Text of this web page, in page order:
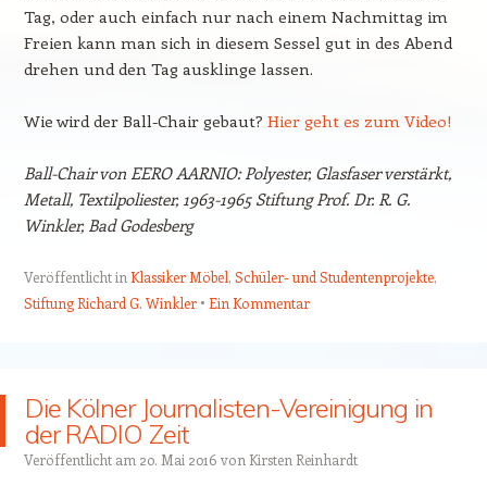
Tag, oder auch einfach nur nach einem Nachmittag im
Freien kann man sich in diesem Sessel gut in des Abend
drehen und den Tag ausklinge lassen.
Wie wird der Ball-Chair gebaut? Hier geht es zum Video!
Ball-Chair von EERO AARNIO: Polyester, Glasfaser verstärkt,
Metall, Textilpoliester, 1963-1965 Stiftung Prof. Dr. R. G.
Winkler, Bad Godesberg
Veröffentlicht inKlassiker Möbel, Schüler- und Studentenprojekte,
Stiftung Richard G. Winkler
Ein Kommentar
Die Kölner Journalisten-Vereinigung in
der RADIO Zeit
Veröffentlicht am 20. Mai 2016 von Kirsten Reinhardt